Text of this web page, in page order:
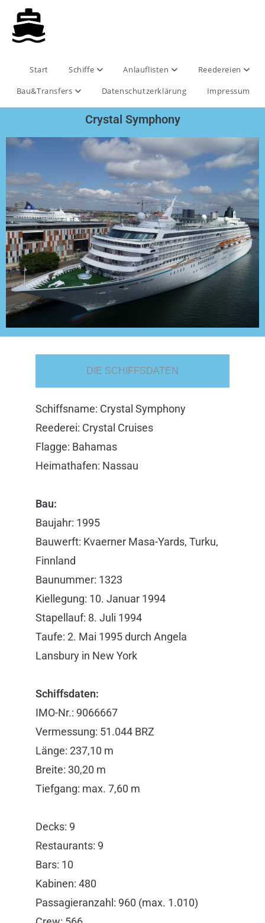
Start Schiffe Anlauflisten
Reedereien
Bau&Transfers
Datenschutzerklärung Impressum
Crystal Symphony
DIE SCHIFFSDATEN
Schiffsname: Crystal Symphony
Reederei: Crystal Cruises
Flagge: Bahamas
Heimathafen: Nassau
Bau:
Baujahr: 1995
Bauwerft: Kvaerner Masa-Yards, Turku,
Finnland
Baunummer: 1323
Kiellegung: 10. Januar 1994
Stapellauf: 8. Juli 1994
Taufe: 2. Mai 1995 durch Angela
Lansbury in New York
Schiffsdaten:
IMO-Nr.: 9066667
Vermessung: 51.044 BRZ
Länge: 237,10 m
Breite: 30,20 m
Tiefgang: max. 7,60 m
Decks: 9
Restaurants: 9
Bars: 10
Kabinen: 480
Passagieranzahl: 960 (max. 1.010)